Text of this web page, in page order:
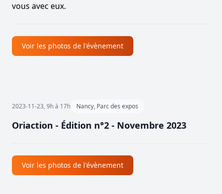
vous avec eux.
Voir les photos de l'évènement
2023-11-23, 9h à 17h Nancy, Parc des expos
Oriaction - Édition n°2 - Novembre 2023
Voir les photos de l'évènement